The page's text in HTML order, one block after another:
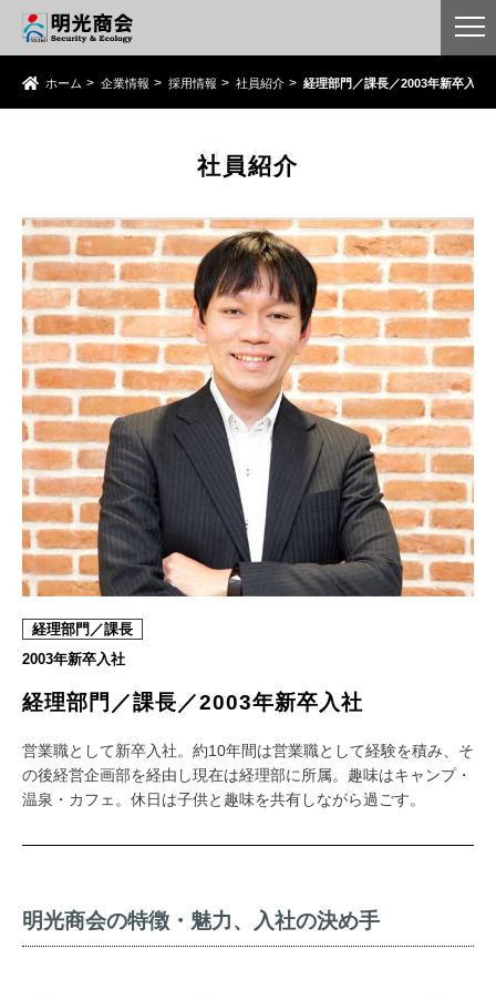
ホーム 企業情報 採用情報 社員紹介 経理部門／課長／2003年新卒入社
社員紹介
Members
経理部門／課長／2003年新卒入社
営業職として新卒入社。約10年間は営業職として経験を積み、そ
の後経営企画部を経由し現在は経理部に所属。趣味はキャンプ・
温泉・カフェ。休日は子供と趣味を共有しながら過ごす。
経理部門／課長
2003年新卒入社
明光商会の特徴・魅力、入社の決め手